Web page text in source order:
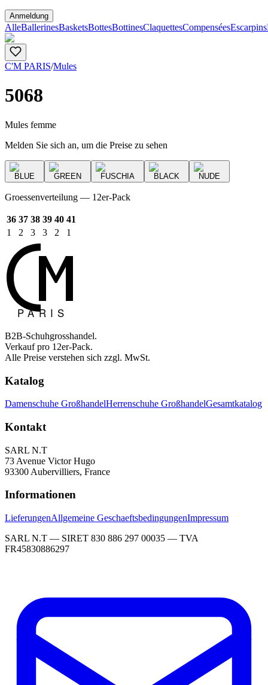
Anmeldung
AlleBallerinesBasketsBottesBottinesClaquettesCompenséesEscarpins
C'M PARIS/Mules
5068
Mules femme
Melden Sie sich an, um die Preise zu sehen
BLUE GREEN FUSCHIA BLACK NUDE
Groessenverteilung — 12er-Pack
36 37 38 39 40 41
1
2 3 3 2 1
B2B-Schuhgrosshandel.
Verkauf pro 12er-Pack.
Alle Preise verstehen sich zzgl. MwSt.
Katalog
Damenschuhe GroßhandelHerrenschuhe GroßhandelGesamtkatalog
Kontakt
SARL N.T
73 Avenue Victor Hugo
93300 Aubervilliers, France
Informationen
LieferungenAllgemeine GeschaeftsbedingungenImpressum
SARL N.T — SIRET 830 886 297 00035 — TVA
FR45830886297